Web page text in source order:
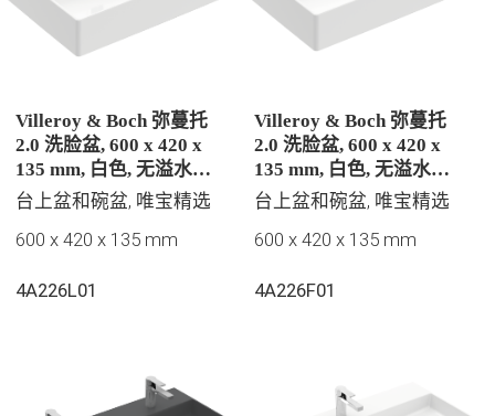
Villeroy & Boch 弥蔓托
2.0 洗脸盆, 600 x 420 x
135 mm, 白色, 无溢水孔,
抛光
台上盆和碗盆, 唯宝精选
600 x 420 x 135 mm
4A226L01
Villeroy & Boch 弥蔓托
2.0 洗脸盆, 600 x 420 x
135 mm, 白色, 无溢水孔,
抛光
台上盆和碗盆, 唯宝精选
600 x 420 x 135 mm
4A226F01